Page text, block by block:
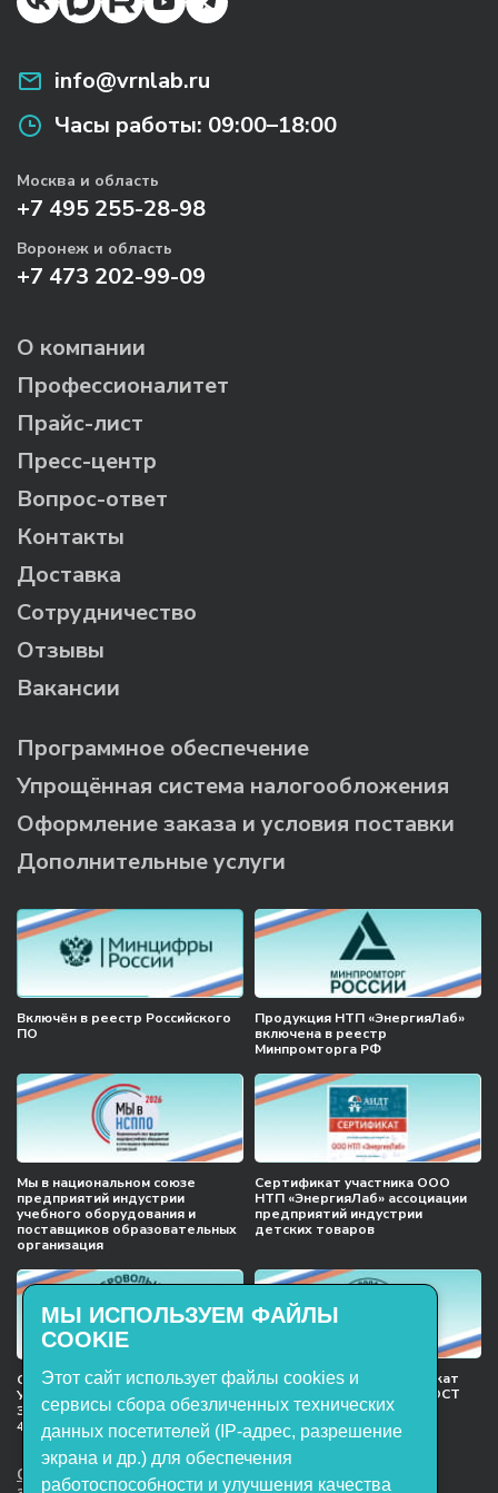
info@vrnlab.ru
Часы работы: 09:00–18:00
Москва и область
+7 495 255-28-98
Воронеж и область
+7 473 202-99-09
О компании
Профессионалитет
Прайс-лист
Пресс-центр
Вопрос-ответ
Контакты
Доставка
Сотрудничество
Отзывы
Вакансии
Программное обеспечение
Упрощённая система налогообложения
Оформление заказа и условия поставки
Дополнительные услуги
Включён в реестр Российского
ПО
Продукция НТП «ЭнергияЛаб»
включена в реестр
Минпромторга РФ
Мы в национальном союзе
предприятий индустрии
учебного оборудования и
поставщиков образовательных
организация
Сертификат участника ООО
НТП «ЭнергияЛаб» ассоциации
предприятий индустрии
детских товаров
Сертификат соответствия
Учебное оборудование, марки
ЭнергияЛаб ТУ 32.99.53–001–
47627947–2021 Серийный выпуск
Международный сертификат
менеджмента качества ГОСТ
ISO 9001:2015
ООО НТП «ЭнергияЛаб». Все права
МЫ ИСПОЛЬЗУЕМ ФАЙЛЫ
COOKIE
Этот сайт использует файлы cookies и
сервисы сбора обезличенных технических
данных посетителей (IP-адрес, разрешение
экрана и др.) для обеспечения
работоспособности и улучшения качества